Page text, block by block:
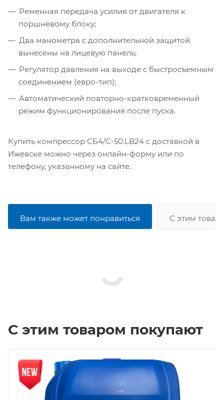
Ременная передача усилия от двигателя к
поршневому блоку;
Два манометра с дополнительной защитой
вынесены на лицевую панель;
Регулятор давления на выходе с быстросъемным
соединением (евро-тип);
Автоматический повторно-кратковременный
режим функционирования после пуска.
Купить компрессор СБ4/С-50.LB24 с доставкой в
Ижевске можно через онлайн-форму или по
телефону, указанному на сайте.
Вам также может понравиться С этим
С этим товаром покупают
Новинка